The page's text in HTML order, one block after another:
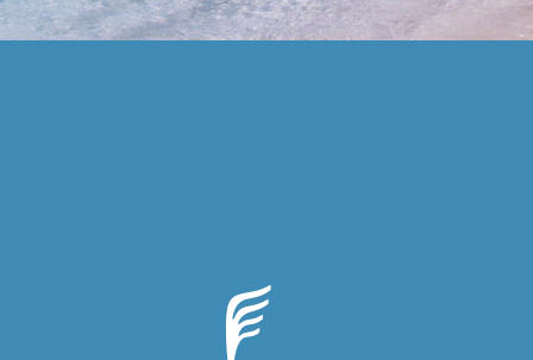
Marca